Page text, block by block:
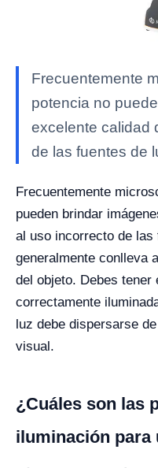
Frecuentemente
potencia no
excelente calidad
de las fuentes de
Frecuentemente
pueden brindar
al uso incorrecto de
generalmente conlleva
del objeto. Debes tener
correctamente
luz debe dispersarse
visual.
¿Cuáles son las
iluminación